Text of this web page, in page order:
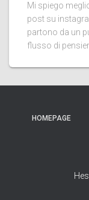
Mi spiego
post su
partono da un
flusso di
HOMEPAGE